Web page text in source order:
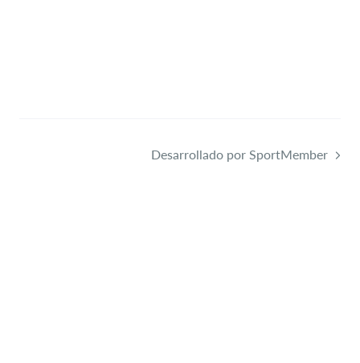
Desarrollado por SportMember